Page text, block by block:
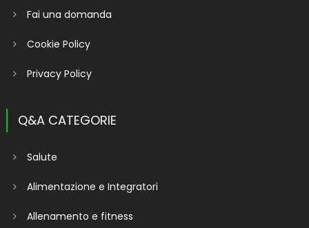
Fai una domanda
Cookie Policy
Privacy Policy
Q&A CATEGORIE
Salute
Alimentazione e Integratori
Allenamento e fitness